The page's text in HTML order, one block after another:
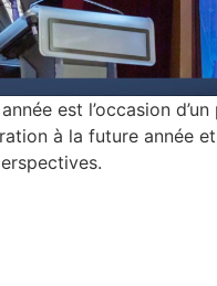
est l’occasion
à la future année